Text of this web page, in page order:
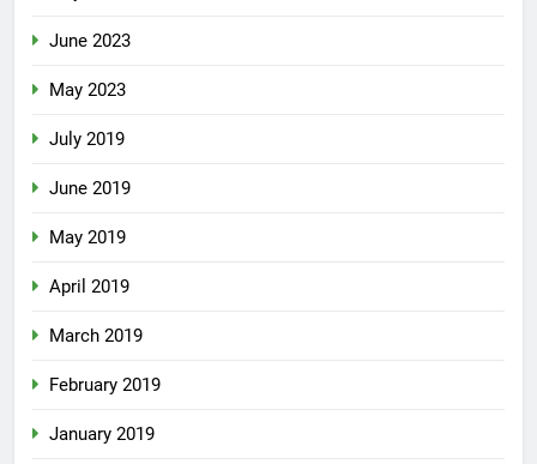
June 2023
May 2023
July 2019
June 2019
May 2019
April 2019
March 2019
February 2019
January 2019